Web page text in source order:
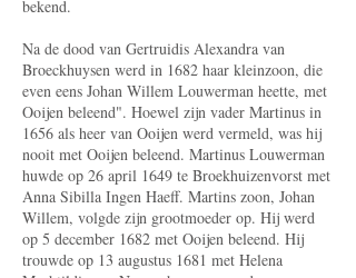
bekend.
Na de dood van Gertruidis Alexandra van
Broeckhuysen werd in 1682 haar kleinzoon, die
even­ eens Johan Willem Louwerman heette, met
Ooijen beleend". Hoewel zijn vader Martinus in
1656 als heer van Ooijen werd vermeld, was hij
nooit met Ooijen beleend. Martinus Louwerman
huwde op 26 april 1649 te Broekhuizenvorst met
Anna Sibilla Ingen Haeff. Martins zoon, Johan
Willem, volgde zijn grootmoeder op. Hij werd
op 5 december 1682 met Ooijen beleend. Hij
trouwde op 13 augustus 1681 met Helena